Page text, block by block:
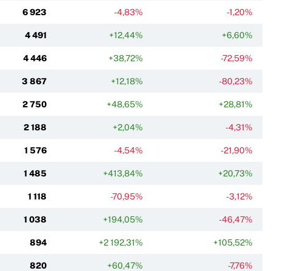
6 923 -4,83% -1,20%
4 491 +12,44% +6,60%
4 446 +38,72% -72,59%
3 867 +12,18% -80,23%
2 750 +48,65% +28,81%
2 188 +2,04% -4,31%
1 576 -4,54% -21,90%
1 485 +413,84% +20,73%
1 118 -70,95% -3,12%
1 038 +194,05% -46,47%
894 +2 192,31% +105,52%
820 +60,47% -7,76%